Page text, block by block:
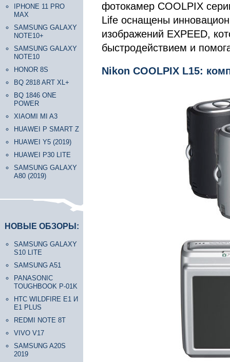
IPHONE 11 PRO
MAX
SAMSUNG GALAXY
NOTE10+
SAMSUNG GALAXY
NOTE10
HONOR 8S
BQ 2818 ART XL+
BQ 1846 ONE
POWER
XIAOMI MI A3
HUAWEI P SMART Z
HUAWEI Y5 (2019)
HUAWEI P30 LITE
SAMSUNG GALAXY
A80 (2019)
НОВЫЕ ОБЗОРЫ:
SAMSUNG GALAXY
S10 LITE
SAMSUNG A51
PANASONIC
TOUGHBOOK P-01K
HTC WILDFIRE E1 И
E1 PLUS
REDMI NOTE 8T
VIVO V17
SAMSUNG A20S
2019
фотокамер COOLPIX
Life оснащены
изображений EXPEED,
быстродействием и
Nikon COOLPIX L15: